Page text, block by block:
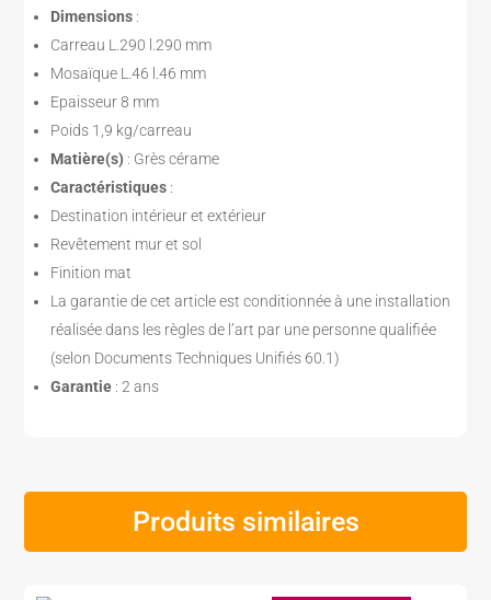
Dimensions :
Carreau L.290 l.290 mm
Mosaïque L.46 l.46 mm
Epaisseur 8 mm
Poids 1,9 kg/carreau
Matière(s) : Grès cérame
Caractéristiques :
Destination intérieur et extérieur
Revêtement mur et sol
Finition mat
La garantie de cet article est conditionnée à une installation
réalisée dans les règles de l’art par une personne qualifiée
(selon Documents Techniques Unifiés 60.1)
Garantie : 2 ans
Produits similaires